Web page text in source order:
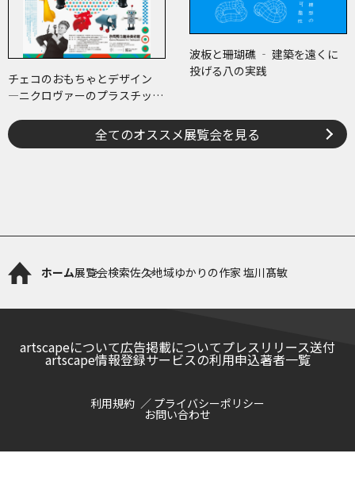
チェコのおもちゃとデザイン
―ニクロヴァーのプラスチッ
まで―
波板と珊瑚礁 ‐ 建築を遠くに
投げる八の実践
全てのオススメ展覧会を見る
ホーム展覧会検索佐久地域ゆかりの作家 塩川髙敏
artscapeについて広告掲載についてプレスリリース送付
artscape情報登録サービスの利用申込著者一覧
利用規約 プライバシーポリシー
お問い合わせ